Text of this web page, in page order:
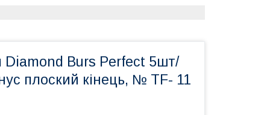
Diamond Burs Perfect 5шт/
плоский кінець, № TF- 11